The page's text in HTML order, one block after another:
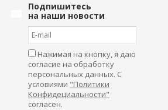
Подпишитесь
на наши новости
Нажимая на кнопку, я даю
согласие на обработку
персональных данных. С
условиями "Политики
Конфидециальности"
согласен.